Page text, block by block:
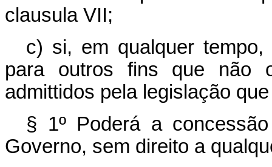
clausula VII;
c) si, em qualquer
para outros fins que não
admittidos pela legislação
§ 1º Poderá a
Governo, sem direito a